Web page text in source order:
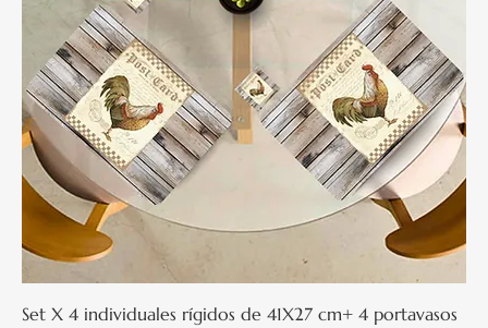
Set X 4 individuales rígidos de 41X27 cm+ 4 portavasos